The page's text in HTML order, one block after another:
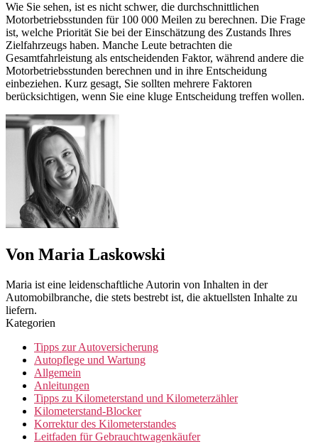
Wie Sie sehen, ist es nicht schwer, die durchschnittlichen
Motorbetriebsstunden für 100 000 Meilen zu berechnen. Die Frage
ist, welche Priorität Sie bei der Einschätzung des Zustands Ihres
Zielfahrzeugs haben. Manche Leute betrachten die
Gesamtfahrleistung als entscheidenden Faktor, während andere die
Motorbetriebsstunden berechnen und in ihre Entscheidung
einbeziehen. Kurz gesagt, Sie sollten mehrere Faktoren
berücksichtigen, wenn Sie eine kluge Entscheidung treffen wollen.
Von Maria Laskowski
Maria ist eine leidenschaftliche Autorin von Inhalten in der
Automobilbranche, die stets bestrebt ist, die aktuellsten Inhalte zu
liefern.
Kategorien
Tipps zur Autoversicherung
Autopflege und Wartung
Allgemein
Anleitungen
Tipps zu Kilometerstand und Kilometerzähler
Kilometerstand-Blocker
Korrektur des Kilometerstandes
Leitfaden für Gebrauchtwagenkäufer